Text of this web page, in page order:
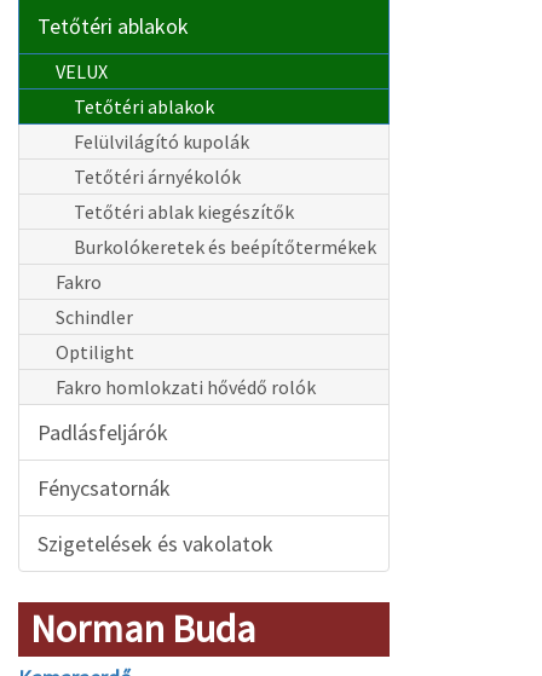
Tetőtéri ablakok
VELUX
Tetőtéri ablakok
Felülvilágító kupolák
Tetőtéri árnyékolók
Tetőtéri ablak kiegészítők
Burkolókeretek és beépítőtermékek
Fakro
Schindler
Optilight
Fakro homlokzati hővédő rolók
Padlásfeljárók
Fénycsatornák
Szigetelések és vakolatok
Norman Buda